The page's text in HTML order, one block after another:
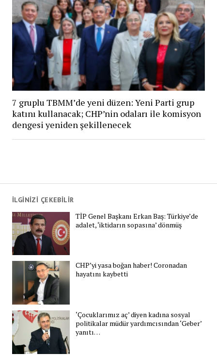
İLGİNİZİ ÇEKEBİLİR
TİP Genel Başkanı Erkan Baş: Türkiye’de
adalet, ‘iktidarın sopasına’ dönmüş
CHP’yi yasa boğan haber! Coronadan
hayatını kaybetti
‘Çocuklarımız aç’ diyen kadına sosyal
politikalar müdür yardımcısından ‘Geber’
yanıtı…
7 gruplu TBMM’de yeni düzen: Yeni Parti grup
katını kullanacak; CHP’nin odaları ile komisyon
dengesi yeniden şekillenecek